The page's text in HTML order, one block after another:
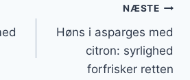
NÆSTE
Høns i asparges med
citron: syrlighed
forfrisker retten